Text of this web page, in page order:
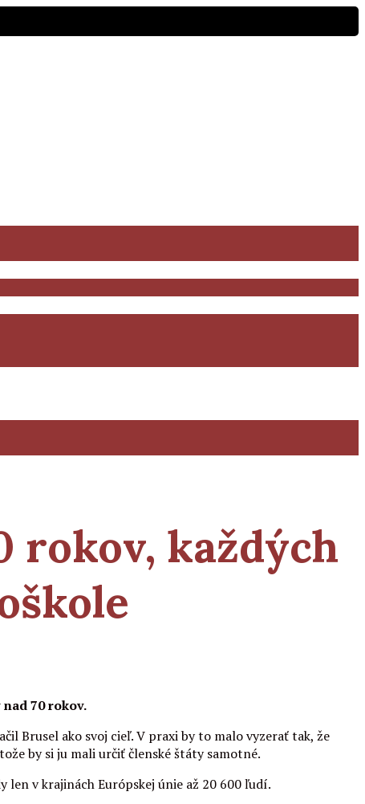
rokov, každých
70 rokov.
Brusel ako svoj cieľ. V praxi by to malo vyzerať tak, že
by si ju mali určiť členské štáty samotné.
v krajinách Európskej únie až 20 600 ľudí.